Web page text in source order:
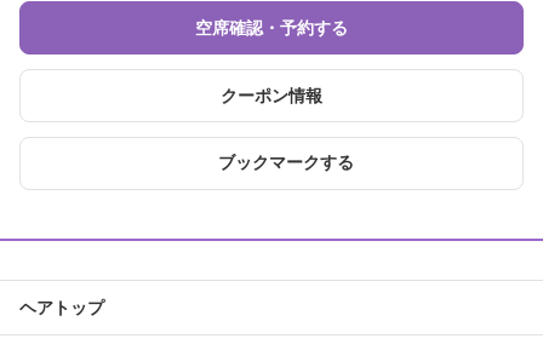
空席確認・予約する
クーポン情報
ブックマークする
ヘアトップ